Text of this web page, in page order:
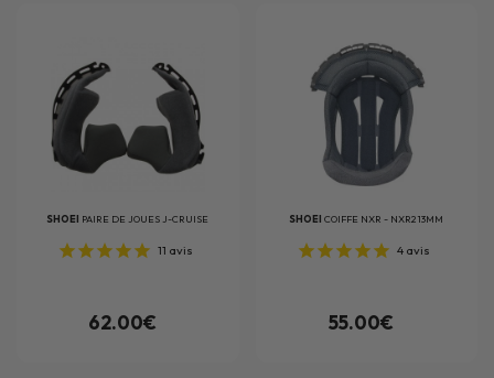
SHOEI PAIRE DE JOUES J-CRUISE
11 avis
62.00€
SHOEICOIFFE NXR - NXR2 13MM
4 avis
55.00€